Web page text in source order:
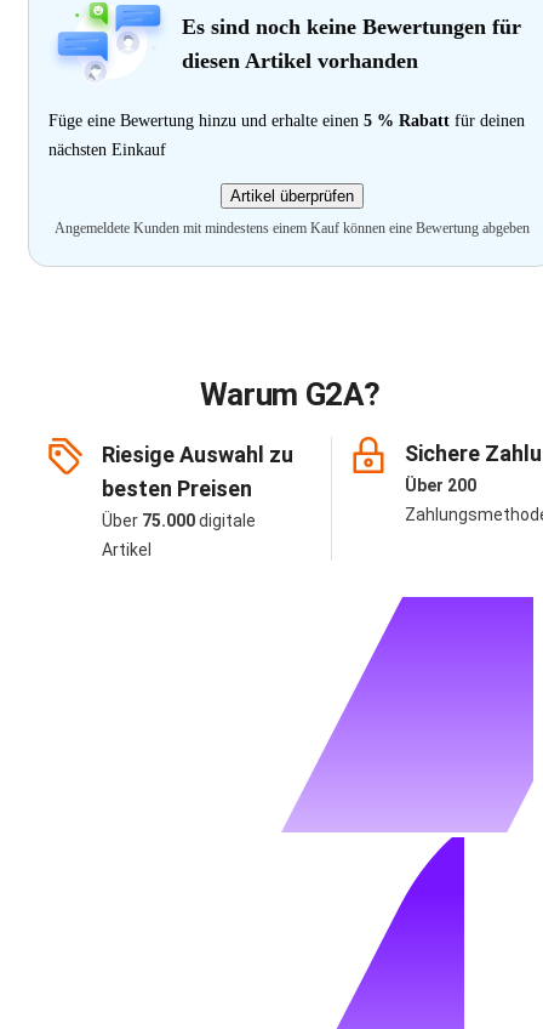
Es sind noch keine Bewertungen für
diesen Artikel vorhanden
Füge eine Bewertung hinzu und erhalte einen 5 % Rabatt für deinen
nächsten Einkauf
Artikel überprüfen
Angemeldete Kunden mit mindestens einem Kauf können eine Bewertung abgeben
Warum G2A?
Riesige Auswahl zu
besten Preisen
Über 75.000digitale
Artikel
Sichere
Über 200